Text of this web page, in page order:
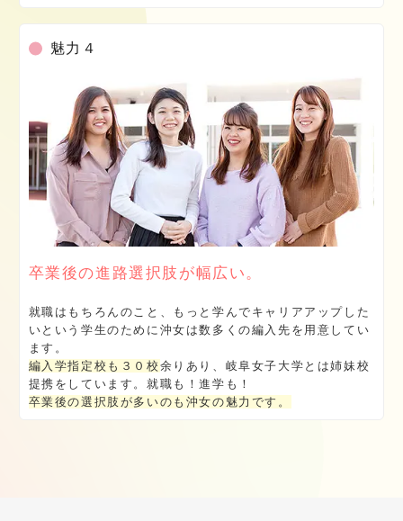
魅力４
卒業後の進路選択肢が幅広い。
就職はもちろんのこと、もっと学んでキャリアアップした
いという学生のために沖女は数多くの編入先を用意してい
ます。
編入学指定校も３０校 余りあり、岐阜女子大学とは姉妹校
提携をしています。就職も！進学も！
卒業後の選択肢が多いのも沖女の魅力です。